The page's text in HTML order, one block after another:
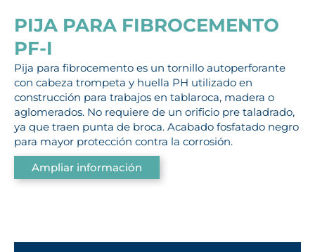
PIJA PARA FIBROCEMENTO
PF-I
Pija para fibrocemento es un tornillo autoperforante
con cabeza trompeta y huella PH utilizado en
construcción para trabajos en tablaroca, madera o
aglomerados. No requiere de un orificio pre taladrado,
ya que traen punta de broca. Acabado fosfatado negro
para mayor protección contra la corrosión.
Ampliar información